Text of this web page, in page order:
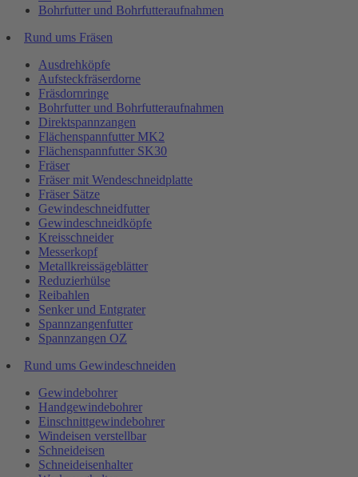
Bohrfutter und Bohrfutteraufnahmen
Rund ums Fräsen
Ausdrehköpfe
Aufsteckfräserdorne
Fräsdornringe
Bohrfutter und Bohrfutteraufnahmen
Direktspannzangen
Flächenspannfutter MK2
Flächenspannfutter SK30
Fräser
Fräser mit Wendeschneidplatte
Fräser Sätze
Gewindeschneidfutter
Gewindeschneidköpfe
Kreisschneider
Messerkopf
Metallkreissägeblätter
Reduzierhülse
Reibahlen
Senker und Entgrater
Spannzangenfutter
Spannzangen OZ
Rund ums Gewindeschneiden
Gewindebohrer
Handgewindebohrer
Einschnittgewindebohrer
Windeisen verstellbar
Schneideisen
Schneideisenhalter